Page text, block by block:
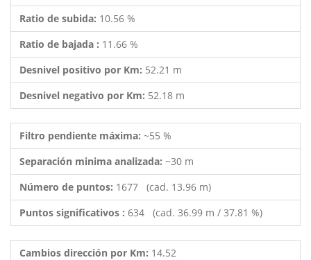
Ratio de subida: 10.56 %
Ratio de bajada : 11.66 %
Desnivel positivo por Km: 52.21 m
Desnivel negativo por Km: 52.18 m
Filtro pendiente máxima: ~55 %
Separación minima analizada: ~30 m
Número de puntos: 1677 (cad. 13.96 m)
Puntos significativos : 634 (cad. 36.99 m / 37.81 %)
Cambios dirección por Km: 14.52